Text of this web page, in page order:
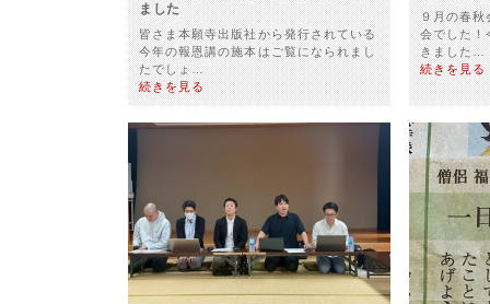
ました
皆さま本願寺出版社から発行されている
今年の報恩講の施本はご覧になられまし
たでしょ…
続きを見る
９月の春秋
会でした！
きました…
続きを見る